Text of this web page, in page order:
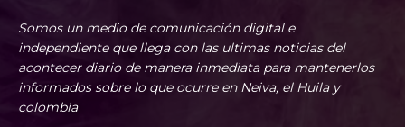
Somos un medio de comunicación digital e
independiente que llega con las ultimas noticias del
acontecer diario de manera inmediata para mantenerlos
informados sobre lo que ocurre en Neiva, el Huila y
colombia